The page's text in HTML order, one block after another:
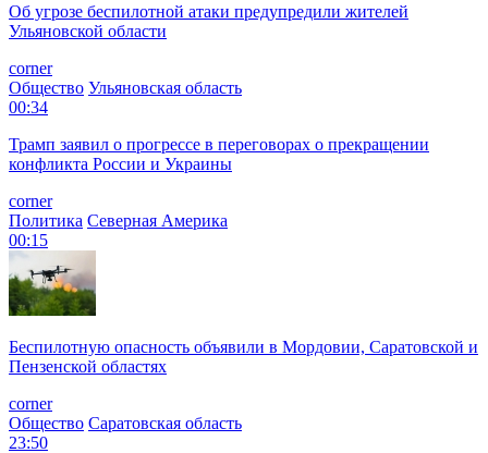
Об угрозе беспилотной атаки предупредили жителей
Ульяновской области
corner
Общество Ульяновская область
00:34
Трамп заявил о прогрессе в переговорах о прекращении
конфликта России и Украины
corner
Политика Северная Америка
00:15
Беспилотную опасность объявили в Мордовии, Саратовской и
Пензенской областях
corner
Общество Саратовская область
23:50